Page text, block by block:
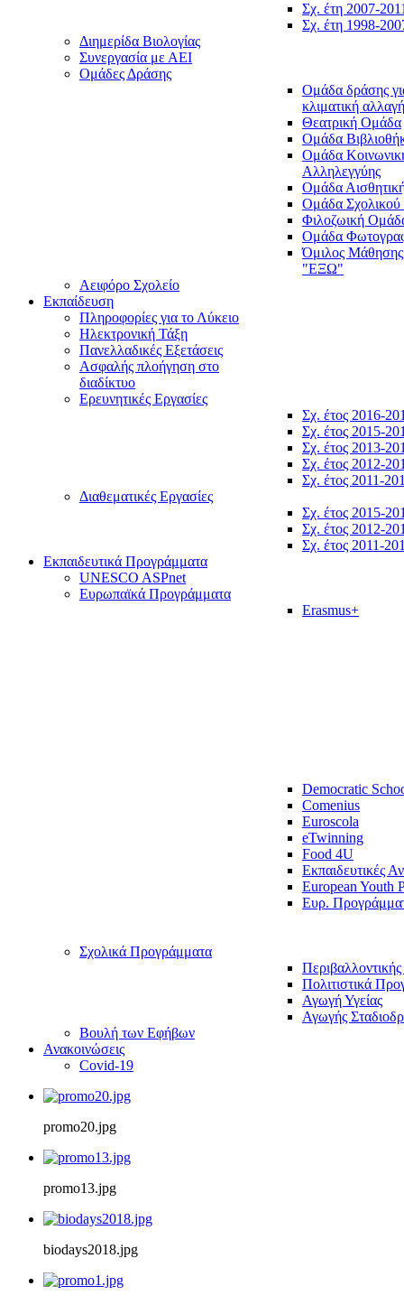
Σχ. έτη 2007-
Σχ. έτη 1998-
Διημερίδα Βιολογίας
Συνεργασία με ΑΕΙ
Ομάδες Δράσης
Ομάδα δράσης
κλιματική αλλαγή
Θεατρική Ομάδα
Ομάδα
Ομάδα
Αλληλεγγύης
Ομάδα
Ομάδα
Φιλοζωική
Ομάδα
Όμιλος Μάθησης
"ΕΞΩ"
Αειφόρο Σχολείο
Εκπαίδευση
Πληροφορίες για το Λύκειο
Ηλεκτρονική Τάξη
Πανελλαδικές Εξετάσεις
Ασφαλής πλοήγηση στο
διαδίκτυο
Ερευνητικές Εργασίες
Σχ. έτος 2016-
Σχ. έτος 2015-
Σχ. έτος 2013-
Σχ. έτος 2012-
Σχ. έτος 2011-
Διαθεματικές Εργασίες
Σχ. έτος 2015-
Σχ. έτος 2012-
Σχ. έτος 2011-
Εκπαιδευτικά Προγράμματα
UNESCO ASPnet
Ευρωπαϊκά Προγράμματα
Erasmus+
Democratic
Comenius
Euroscola
eTwinning
Food 4U
Εκπαιδευτικές
European Youth
Ευρ.
Σχολικά Προγράμματα
Πολιτιστικά
Αγωγή Υγείας
Αγωγής
Βουλή των Εφήβων
Ανακοινώσεις
Covid-19
promo20.jpg
promo13.jpg
biodays2018.jpg